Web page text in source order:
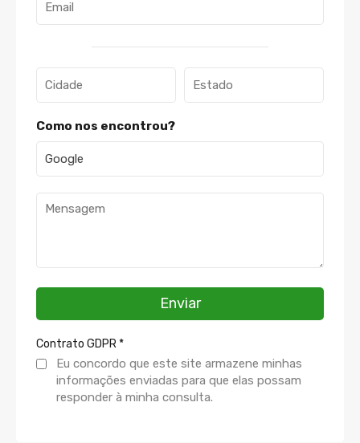
Como nos encontrou?
Enviar
Contrato GDPR*
Eu concordo que este site armazene minhas
informações enviadas para que elas possam
responder à minha consulta.